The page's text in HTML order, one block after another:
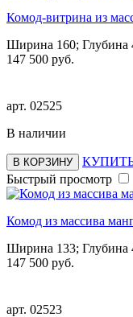
Комод-витрина из
Ширина 160; Глубина
147 500 руб.
арт. 02525
В наличии
В КОРЗИНУ
Быстрый просмотр
Комод из массива
Ширина 133; Глубина
147 500 руб.
арт. 02523